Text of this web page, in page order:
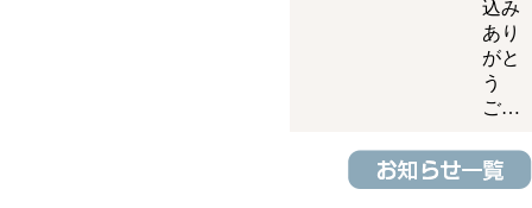
込み
あり
がと
う
ご…